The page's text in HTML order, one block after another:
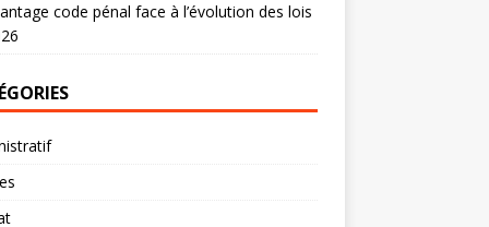
code pénal face à l’évolution des lois